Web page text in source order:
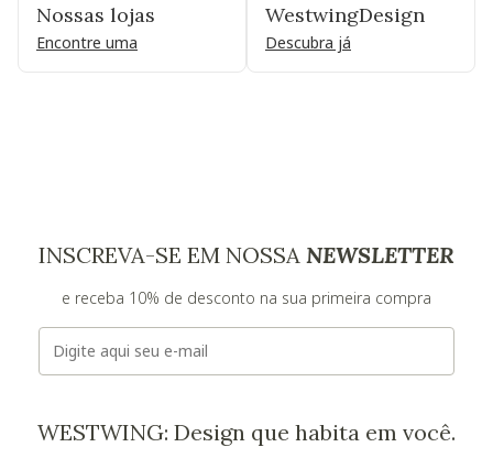
Nossas lojas
Encontre uma
WestwingDesign
Descubra já
INSCREVA-SE EM NOSSA NEWSLETTER
e receba 10% de desconto na sua primeira compra
E-mail
WESTWING: Design que habita em você.